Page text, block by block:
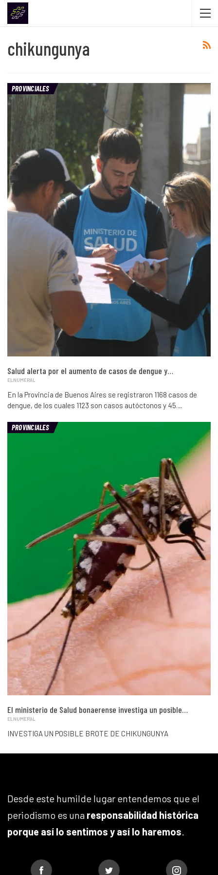
chikungunya
PROVINCIALES
Salud alerta por el aumento de casos de dengue y…
ELNUMERAL
En la Provincia de Buenos Aires se registraron 1168 casos de
dengue, de los cuales 1123 son casos autóctonos y 45…
PROVINCIALES
El ministerio de Salud bonaerense investiga un posible…
ELNUMERAL
INVESTIGA UN POSIBLE BROTE DE CHIKUNGUNYA
Desde este humilde lugar entendemos que el
periodismo es una responsabilidad histórica
porque así lo sentimos y así lo haremos.